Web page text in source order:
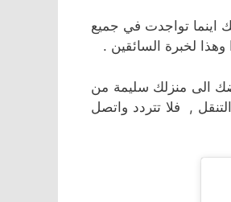
اينما تواجدت في جميع
لخبرة السائقين .
الى منزلك سليمة من
, فلا تتردد واتصل